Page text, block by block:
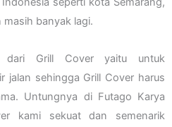
masih banyak lagi.
dari Grill Cover yaitu untuk
jalan sehingga Grill Cover harus
Untungnya di Futago Karya
kami sekuat dan semenarik